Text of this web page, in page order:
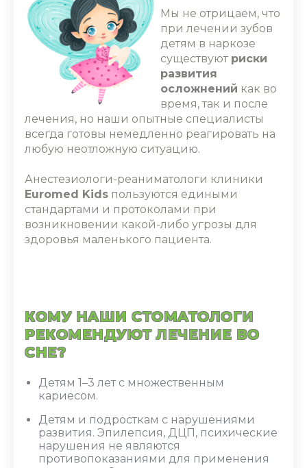
Мы не отрицаем, что
прилечении зубов
детям в наркозе
существуют риски
развития
осложнений как во
время, так и после
лечения, но наши опытные специалисты
всегда готовы немедленно реагировать на
любую неотложную ситуацию.
Анестезиологи-реаниматологи клиники
Euromed Kids пользуются едиными
стандартами и протоколами при
возникновении какой-либо угрозы для
здоровья маленького пациента.
КОМУ НАШИ СТОМАТОЛОГИ
РЕКОМЕНДУЮТ ЛЕЧЕНИЕ ВО
СНЕ?
Детям 1–3 лет с множественным
кариесом.
Детям и подросткам с нарушениями
развития. Эпилепсия, ДЦП, психические
нарушения не являются
противопоказаниями для применения